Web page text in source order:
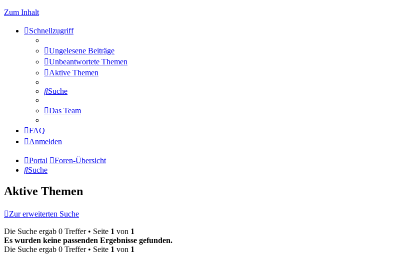
Zum Inhalt
Schnellzugriff
Ungelesene Beiträge
Unbeantwortete Themen
Aktive Themen
Suche
Das Team
FAQ
Anmelden
Portal
Foren-Übersicht
Suche
Aktive Themen
Zur erweiterten Suche
Die Suche ergab 0 Treffer • Seite 1 von 1
Es wurden keine passenden Ergebnisse gefunden.
Die Suche ergab 0 Treffer • Seite 1 von 1